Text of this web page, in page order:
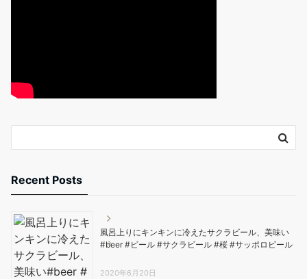
Recent Posts
風呂上りにキンキンに冷えたサクラビール、美味い️
#beer #ビール #サクラビール #桜 #サッポロビール
2020年6月20日